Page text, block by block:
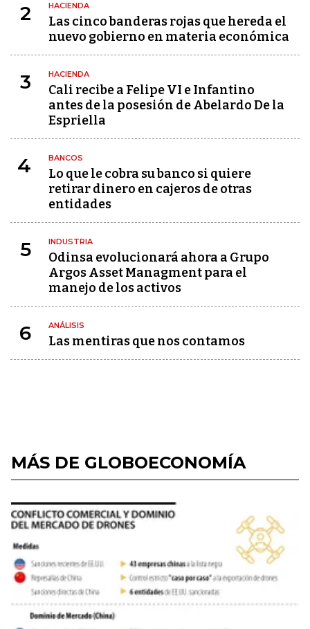
2 HACIENDA
Las cinco banderas rojas que hereda el
nuevo gobierno en materia económica
3 HACIENDA
Cali recibe a Felipe VI e Infantino
antes de la posesión de Abelardo De la
Espriella
4 BANCOS
Lo que le cobra su banco si quiere
retirar dinero en cajeros de otras
entidades
5 INDUSTRIA
Odinsa evolucionará ahora a Grupo
Argos Asset Managment para el
manejo de los activos
6 ANÁLISIS
Las mentiras que nos contamos
MÁS DE GLOBOECONOMÍA